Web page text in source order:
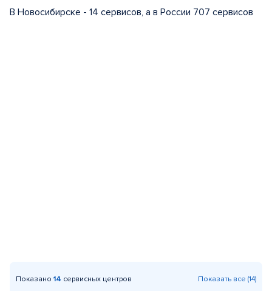
В Новосибирске - 14 сервисов, а в России 707 сервисов
Показано 14 сервисных центров Показать все (14)